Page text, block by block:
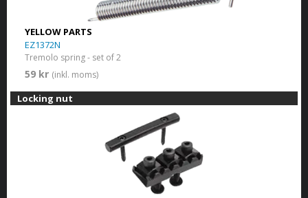
YELLOW PARTS
EZ1372N
Tremolo spring - set of 2
59 kr (inkl. moms)
Locking nut